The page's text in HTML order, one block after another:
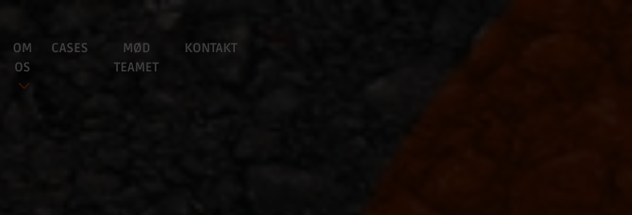
OM
OS
CASES
MØD
TEAMET
KONTAKT